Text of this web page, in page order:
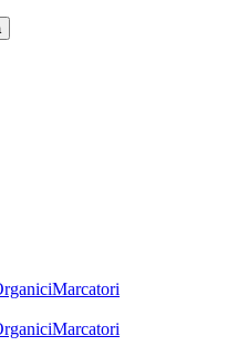
Marcatori
Marcatori